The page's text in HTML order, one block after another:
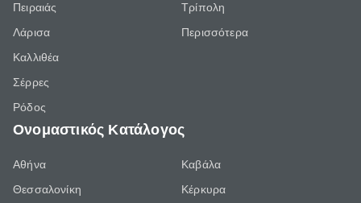
Πειραιάς
Λάρισα
Καλλιθέα
Σέρρες
Ρόδος
Τρίπολη
Περισσότερα
Ονομαστικός Κατάλογος
Αθήνα
Θεσσαλονίκη
Καβάλα
Κέρκυρα